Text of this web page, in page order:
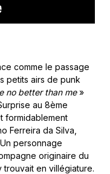
comme le passage
petits airs de punk
no better than me»
au 8ème
formidablement
Ferreira da Silva,
personnage
originaire du
trouvait en villégiature.